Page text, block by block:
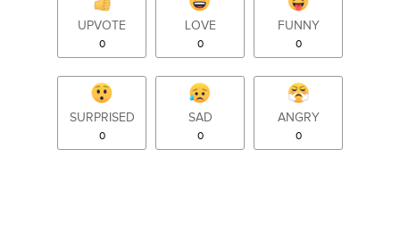
UPVOTE
0
LOVE
0
FUNNY
0
SURPRISED
0
SAD
0
ANGRY
0